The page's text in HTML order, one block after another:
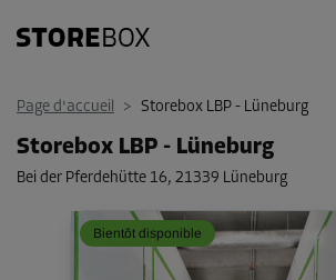
Page d'accueil > Storebox LBP - Lüneburg
Storebox LBP - Lüneburg
Bei der Pferdehütte 16, 21339 Lüneburg
Bientôt disponible